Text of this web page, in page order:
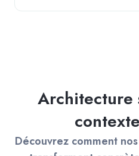
Architecture
Découvrez comment